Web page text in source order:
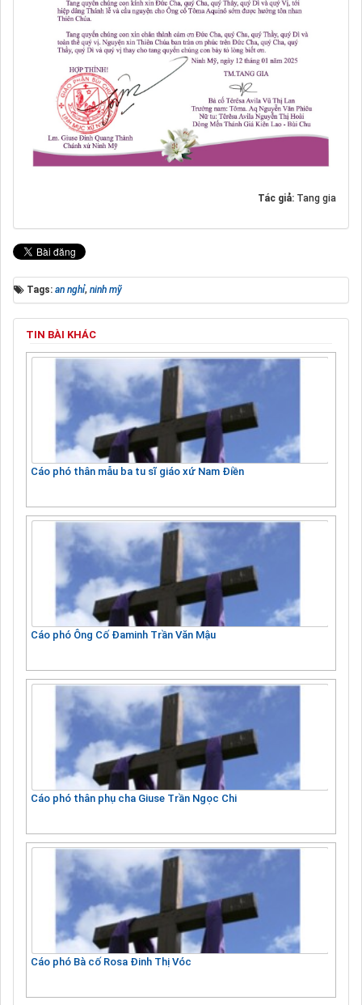
Tác giả: Tang gia
Tags: an nghỉ, ninh mỹ
TIN BÀI KHÁC
Cáo phó thân mẫu ba tu sĩ giáo xứ Nam Điền
Cáo phó Ông Cố Đaminh Trần Văn Mậu
Cáo phó thân phụ cha Giuse Trần Ngọc Chi
Cáo phó Bà cố Rosa Đinh Thị Vóc